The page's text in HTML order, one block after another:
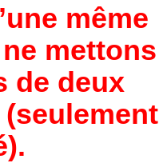
même
mettons
de deux